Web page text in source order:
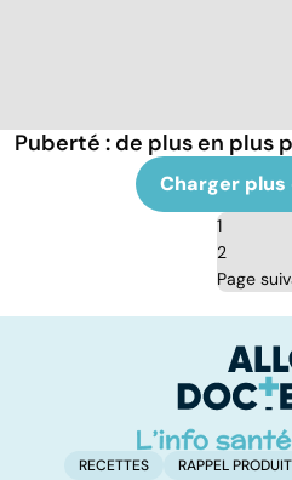
Puberté : de plus en plus
Charger
1
2
Page
RECETTES RAPPEL PRODUIT